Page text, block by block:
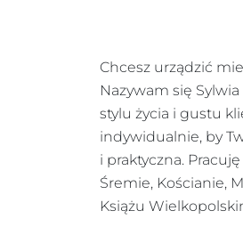
Chcesz urządzić
Nazywam się
stylu życia i gustu
indywidualnie, by
i praktyczna.
Śremie, Kościanie,
Książu